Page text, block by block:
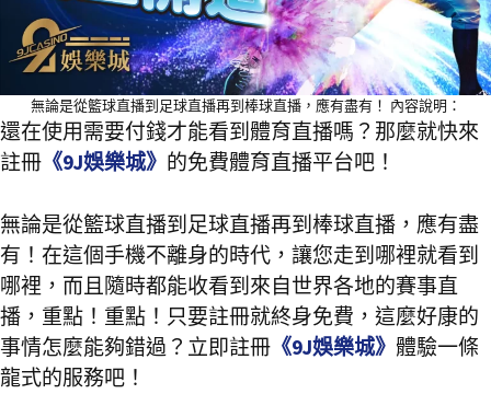
無論是從籃球直播到足球直播再到棒球直播，應有盡有！ 內容說明：
還在使用需要付錢才能看到體育直播嗎？那麼就快來
註冊 《9J娛樂城》 的免費體育直播平台吧！
無論是從籃球直播到足球直播再到棒球直播，應有盡
有！在這個手機不離身的時代，讓您走到哪裡就看到
哪裡，而且隨時都能收看到來自世界各地的賽事直
播，重點！重點！只要註冊就終身免費，這麼好康的
事情怎麼能夠錯過？立即註冊 《9J娛樂城》 體驗一條
龍式的服務吧！